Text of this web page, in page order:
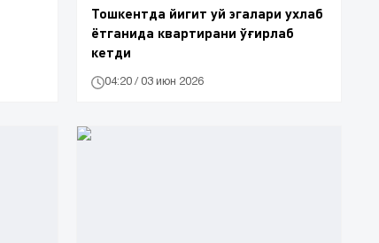
Тошкентда йигит уй эгалари ухлаб
ётганида квартирани ўғирлаб
кетди
04:20 / 03 июн 2026